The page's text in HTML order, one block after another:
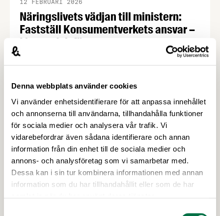
Denna webbplats använder cookies
Vi använder enhetsidentifierare för att anpassa innehållet
och annonserna till användarna, tillhandahålla funktioner
för sociala medier och analysera vår trafik. Vi
vidarebefordrar även sådana identifierare och annan
information från din enhet till de sociala medier och
annons- och analysföretag som vi samarbetar med.
Dessa kan i sin tur kombinera informationen med annan
information som du har tillhandahållit eller som de har
Näringslivets vädjan till ministern:
Fastställ Konsumentverkets ansvar –
Livsmedelsföretagen
12 FEBRUARI 2026
Genomförandet av EU:s konsumentmaktsdirektiv
hundratals miljoner kronor måste kasseras. En
näringslivsorganisationer begär nu att
civilminister Erik Slottner ingriper.
Senaste nytt